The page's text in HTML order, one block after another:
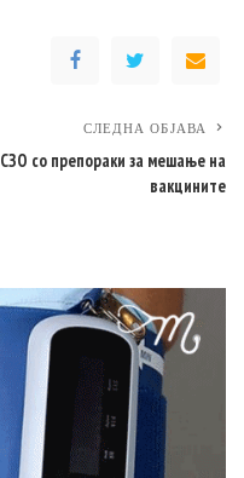
СЛЕДНА ОБЈАВА
СЗО со препораки за мешање на
вакцините